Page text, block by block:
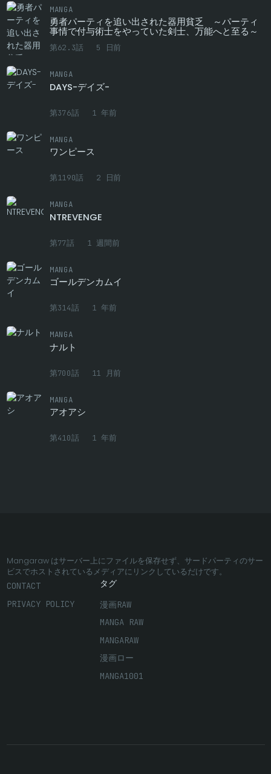
第2.1話 30
第1話
MANGA
勇者パーティを追い出された器用貧乏 ～パーティ
事情で付与術士をやっていた剣士、万能へと至る～
第62.3話 5 日前
MANGA
DAYS-デイズ-
第376話 1 年前
MANGA
ワンピース
第1190話 2 日前
MANGA
NTREVENGE
第77話 1 週間前
MANGA
ゴールデンカムイ
第314話 1 年前
MANGA
ナルト
第700話 11 月前
MANGA
アオアシ
第410話 1 年前
Mangaraw はサーバー上にファイルを保存せず、サードパーティのサー
ビスでホストされているメディアにリンクしているだけです。
CONTACT
PRIVACY POLICY
タグ
漫画RAW
MANGA RAW
MANGARAW
漫画ロー
MANGA1001